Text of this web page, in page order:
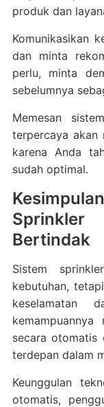
produk dan
Komunikasikan
dan minta
perlu, minta
sebelumnya
Memesan
terpercaya akan
karena Anda
sudah optimal.
Sprinkler
Bertindak
Sistem
kebutuhan,
keselamatan
secara otomatis
terdepan dalam
Keunggulan
otomatis,